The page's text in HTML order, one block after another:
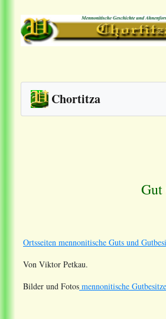
Chortitza
Gut
Ortsseiten mennonitische Guts und
Von Viktor Petkau.
Bilder und Fotos mennonitische